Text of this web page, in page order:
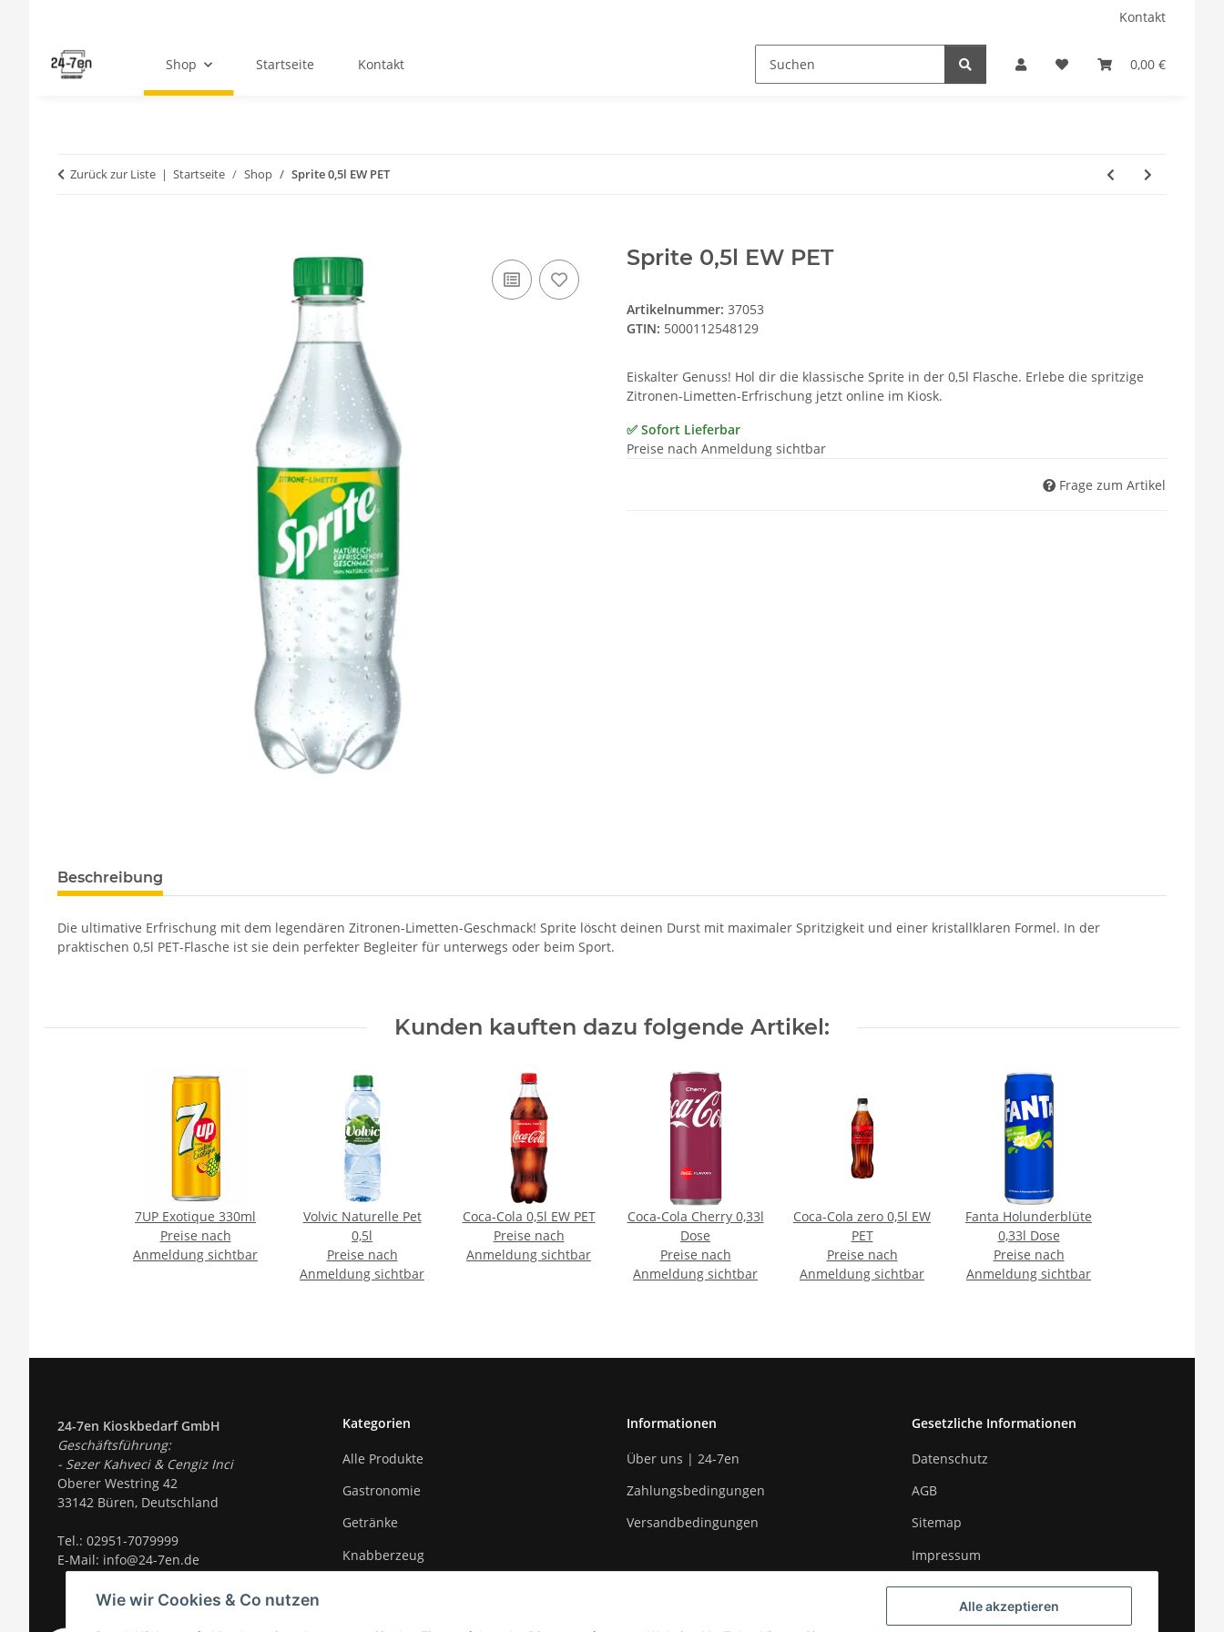
Alle akzeptieren
Wie wir Cookies & Co nutzen
Kontakt
0,00 €
Shop Startseite Kontakt
Zurück zur Liste Startseite Shop Sprite 0,5l EW PET
Sprite 0,5l EW PET
Artikelnummer: 37053
GTIN: 5000112548129
Eiskalter Genuss! Hol dir die klassische Sprite in der 0,5l Flasche. Erlebe die spritzige
Zitronen-Limetten-Erfrischung jetzt online im Kiosk.
✅ Sofort Lieferbar
Preise nach Anmeldung sichtbar
Frage zum Artikel
Beschreibung
Die ultimative Erfrischung mit dem legendären Zitronen-Limetten-Geschmack! Sprite löscht deinen Durst mit maximaler Spritzigkeit und einer kristallklaren Formel. In der
praktischen 0,5l PET-Flasche ist sie dein perfekter Begleiter für unterwegs oder beim Sport.
Kunden kauften dazu folgende Artikel:
7UP Exotique 330ml
Preise nach
Anmeldung sichtbar
Volvic Naturelle Pet
0,5l
Preise nach
Anmeldung sichtbar
Coca-Cola 0,5l EW PET
Preise nach
Anmeldung sichtbar
Coca-Cola Cherry 0,33l
Dose
Preise nach
Anmeldung sichtbar
Coca-Cola zero 0,5l EW
PET
Preise nach
Anmeldung sichtbar
Fanta Holunderblüte
0,33l Dose
Preise nach
Anmeldung sichtbar
24-7en Kioskbedarf GmbH
Geschäftsführung:
- Sezer Kahveci & Cengiz Inci
Oberer Westring 42
33142 Büren, Deutschland
Tel.: 02951-7079999
E-Mail: info@24-7en.de
Kategorien
Alle Produkte
Gastronomie
Getränke
Knabberzeug
Informationen
Über uns | 24-7en
Zahlungsbedingungen
Versandbedingungen
Gesetzliche Informationen
Datenschutz
AGB
Sitemap
Impressum
Widerrufsrecht